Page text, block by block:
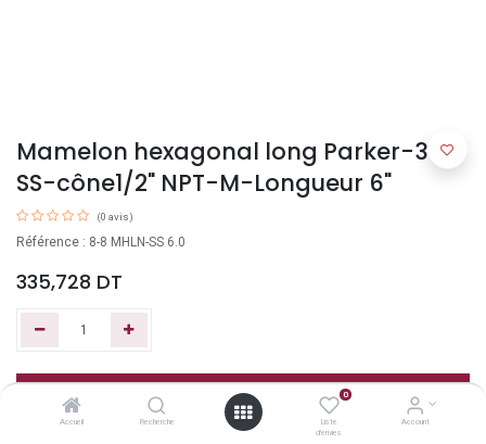
Accueil Recherche
0
Liste
d'envies
Account
Mamelon hexagonal long Parker-316
SS-cône1/2" NPT-M-Longueur 6"
(0 avis)
Référence : 8-8 MHLN-SS 6.0
335,728 DT
Ajouter au panier